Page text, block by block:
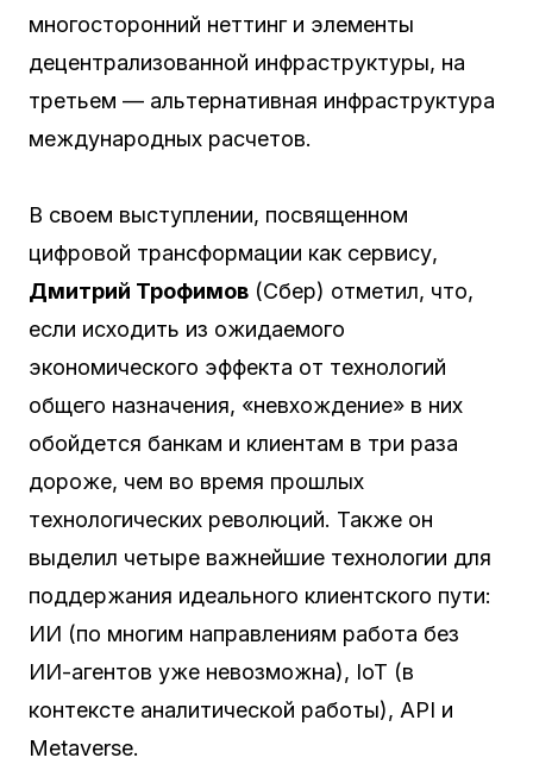
многосторонний неттинг и элементы
децентрализованной инфраструктуры, на
третьем — альтернативная инфраструктура
международных расчетов.
В своем выступлении, посвященном
цифровой трансформации как сервису,
Дмитрий Трофимов (Сбер) отметил, что,
если исходить из ожидаемого
экономического эффекта от технологий
общего назначения, «невхождение» в них
обойдется банкам и клиентам в три раза
дороже, чем во время прошлых
технологических революций. Также он
выделил четыре важнейшие технологии для
поддержания идеального клиентского пути:
ИИ (по многим направлениям работа без
ИИ-агентов уже невозможна), IoT (в
контексте аналитической работы), API и
Metaverse.